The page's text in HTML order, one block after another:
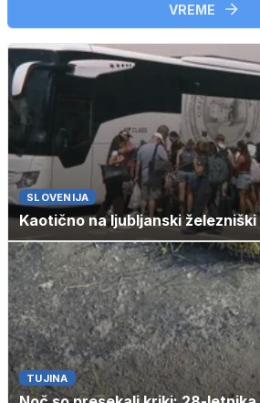
VREME
SLOVENIJA
Kaotično na ljubljanski
TUJINA